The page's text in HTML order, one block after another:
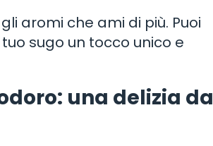
aromi che ami di più. Puoi
sugo un tocco unico e
una delizia da